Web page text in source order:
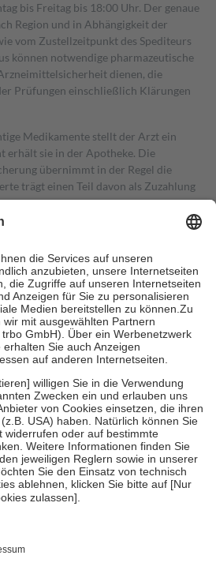
bis Freitag bis 18:00 Uhr. Der genaue
Region und in Abhängigkeit der
vom Zustellzeitpunkt des Spediteurs
können notwendige pharmazeutische
dienen, die
Prüfungen einschließlich Klärungen
Medikamente stellt der Arzt ein
erhält sie in der Apotheke. Die
übernimmt in der Regel die
trägt einen Teil davon als Zuzahlung
Zuzahlungen in Höhe von zehn
jedoch nie mehr als die tatsächlichen
auch für Online-Apotheken.
Krankenpflege beträgt die
Kosten sowie zehn Euro je
für ihre eigene Gesundheit zu
Stellung der Familie zu unterstützen,
bei:
bis zum vollendeten 18. Lebensjahr
und Früherkennung, die von der
dass es sich um echte Bewertungen